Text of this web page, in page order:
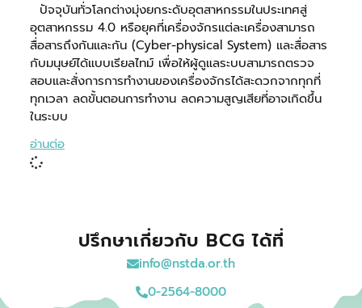
ปัจจุบันทั่วโลกต่างมุ่งยกระดับอุตสาหกรรมในประเทศสู่
อุตสาหกรรม 4.0 หรือยุคที่เครื่องจักรแต่ละเครื่องสามารถ
สื่อสารถึงกันและกัน (Cyber-physical System) และสื่อสาร
กับมนุษย์ได้แบบเรียลไทม์ เพื่อให้ผู้ดูแลระบบสามารถตรวจ
สอบและสั่งการการทำงานของเครื่องจักรได้สะดวกจากทุกที่
ทุกเวลา ลดขั้นตอนการทำงาน ลดความสูญเสียที่อาจเกิดขึ้น
ในระบบ
อ่านต่อ
ปรึกษาเกี่ยวกับ BCG ได้ที่
info@nstda.or.th
0-2564-8000